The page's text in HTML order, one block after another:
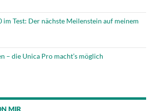
im Test: Der nächste Meilenstein auf meinem
– die Unica Pro macht’s möglich
MIR